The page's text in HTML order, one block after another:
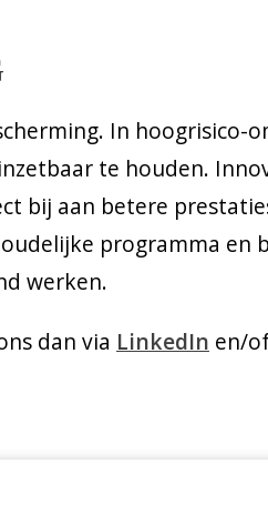
In hoogrisico-
te houden.
bij aan betere
programma en
werken.
dan via LinkedIn en/